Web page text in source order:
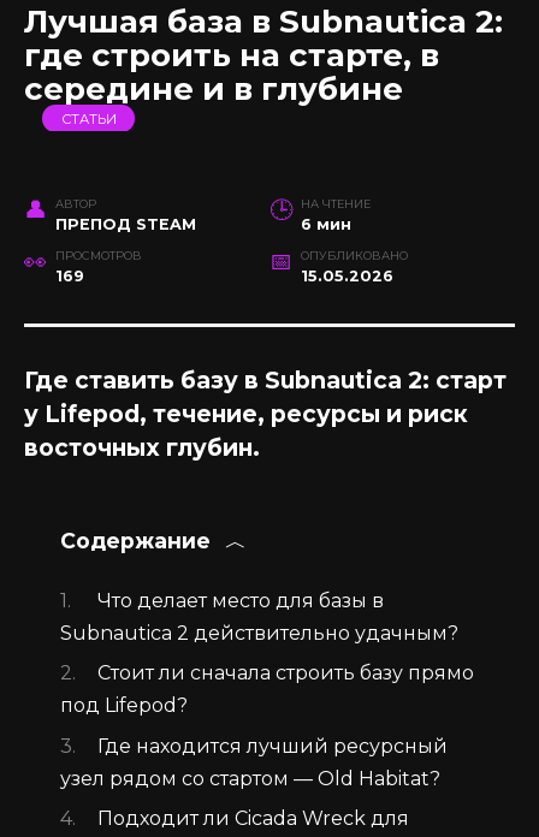
Лучшая база в Subnautica 2:
где строить на старте, в
середине и в глубине
СТАТЬИ
АВТОР
ПРЕПОД STEAM
НА ЧТЕНИЕ
6 мин
ПРОСМОТРОВ
169
ОПУБЛИКОВАНО
15.05.2026
Где ставить базу в Subnautica 2: старт
у Lifepod, течение, ресурсы и риск
восточных глубин.
Содержание
Что делает место для базы в
Subnautica 2 действительно удачным?
Стоит ли сначала строить базу прямо
под Lifepod?
Где находится лучший ресурсный
узел рядом со стартом — Old Habitat?
Подходит ли Cicada Wreck для